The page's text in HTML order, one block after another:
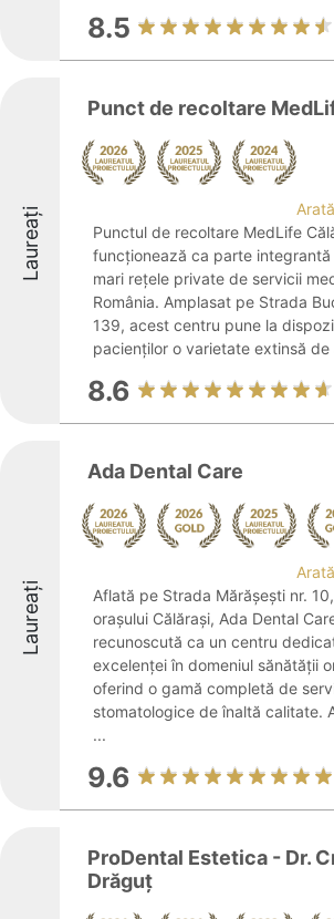
8.5
Laureați
Punct de recoltare
Punctul de recoltare MedLife
funcționează ca parte integrantă
mari rețele private de servicii
România. Amplasat pe Strada
139, acest centru pune la
pacienților o varietate extinsă de
8.6
Laureați
Ada Dental Care
Aflată pe Strada Mărășești nr.
orașului Călărași, Ada Dental
recunoscută ca un centru
excelenței în domeniul sănătății
oferind o gamă completă de
stomatologice de înaltă calitate.
...
9.6
ProDental Estetica - Dr.
Drăguţ